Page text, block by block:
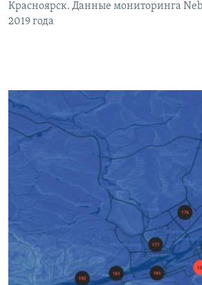
Красноярск. Данные мониторинга
2019 года